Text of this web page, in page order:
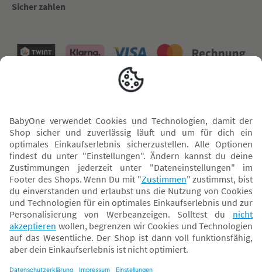
Sicher zahlen
* Alle Preise inkl. MwSt. und ggf. zzgl.Versandkosten. Der dargestellte Preis gilt -
abhängig von der von dir gewählten Option - im BabyOne-Onlineshop oder bei
Abholung in dem von dir gewählten BabyOne-Franchise-Betrieb. Der für den
Onlineshop geltende Preis stellt bei einem Verkauf durch unsere Franchise-
Nehmer eine unverbindliche Preisempfehlung dar. Der Verkaufspreis der